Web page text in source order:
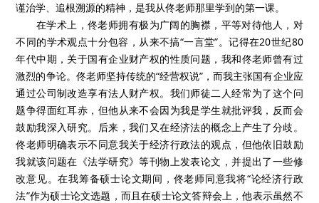
谨治学、追根溯源的精神，是我从佟老师那里学到的第一课。
在学术上，佟老师拥有极为广阔的胸襟，平等对待他人，对
不同的学术观点十分包容，从来不搞“一言堂”。记得在20世纪80
年代中期，关于国有企业财产权的性质问题，我和佟老师曾有过
激烈的争论。佟老师坚持传统的“经营权说”，而我主张国有企业应
通过公司制改造享有法人财产权。我们师徒二人经常为了这个问
题争得面红耳赤，但他从来不会因为我是学生就批评我，反而会
鼓励我深入研究。后来，我们又在经济法的概念上产生了分歧。
佟老师明确表示不同意我关于经济行政法的观点，但他依旧鼓励
我就该问题在《法学研究》等刊物上发表论文，并提出了一些修
改意见。在我筹备硕士论文期间，佟老师同意我将“论经济行政
法”作为硕士论文选题，而且在硕士论文答辩会上，他表示虽然不